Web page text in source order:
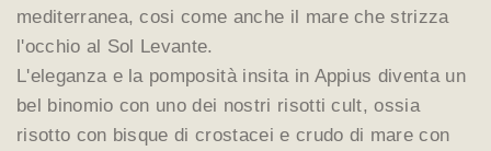
mediterranea, cosi come anche il mare che strizza
l'occhio al Sol Levante.
L'eleganza e la pomposità insita in Appius diventa un
bel binomio con uno dei nostri risotti cult, ossia
risotto con bisque di crostacei e crudo di mare con